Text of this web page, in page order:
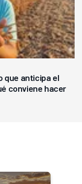
que anticipa el
conviene hacer